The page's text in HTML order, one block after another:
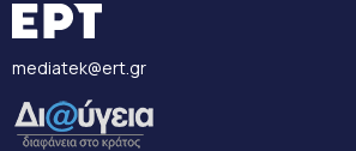
mediatek@ert.gr